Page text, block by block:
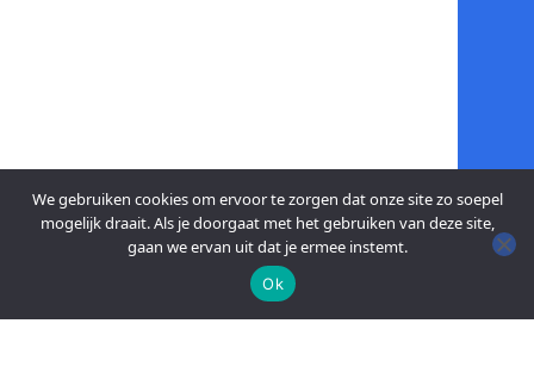
We gebruiken cookies om ervoor te zorgen dat onze site zo soepel
mogelijk draait. Als je doorgaat met het gebruiken van deze site,
gaan we ervan uit dat je ermee instemt.
Ok